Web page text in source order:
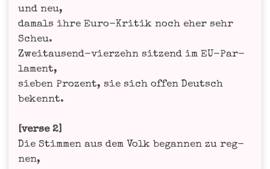
und neu,
damals ihre Euro-Kri­tik noch eher sehr
Scheu.
Zwei­tau­send-vier­zehn sit­zend im EU-Par­
la­ment,
sie­ben Pro­zent, sie sich offen Deutsch
bekennt.
[ver­se 2]
Die Stim­men aus dem Volk began­nen zu reg­
nen,